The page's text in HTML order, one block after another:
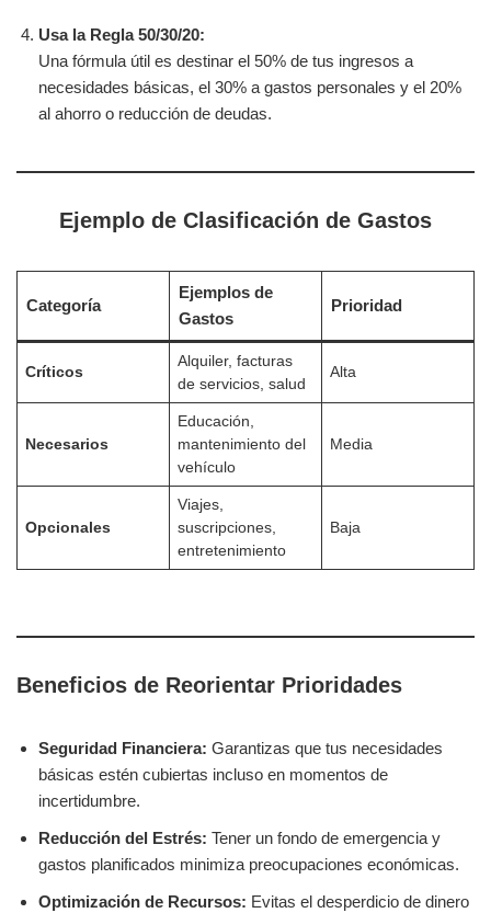
Usa la Regla 50/30/20:
Una fórmula útil es destinar el 50% de tus ingresos a
necesidades básicas, el 30% a gastos personales y el 20%
al ahorro o reducción de deudas.
Ejemplo de Clasificación de Gastos
Categoría
Ejemplos de
Gastos
Prioridad
Críticos
Alquiler, facturas
de servicios, salud
Alta
Necesarios
Educación,
mantenimiento del
vehículo
Media
Opcionales
Viajes,
suscripciones,
entretenimiento
Baja
Beneficios de Reorientar Prioridades
Seguridad Financiera: Garantizas que tus necesidades
básicas estén cubiertas incluso en momentos de
incertidumbre.
Reducción del Estrés: Tener un fondo de emergencia y
gastos planificados minimiza preocupaciones económicas.
Optimización de Recursos: Evitas el desperdicio de dinero